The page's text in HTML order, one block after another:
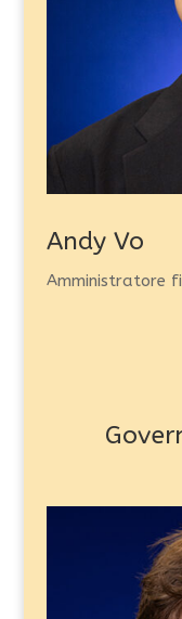
Andy Vo
Amministratore